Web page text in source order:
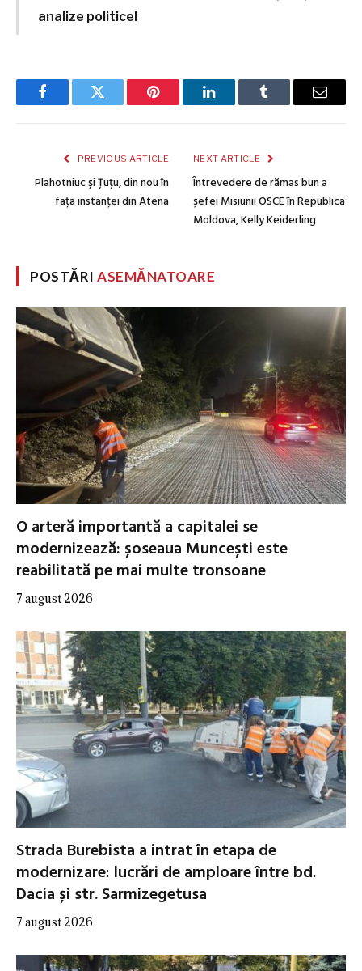
analize politice!
FacebookTwitter Pinterest LinkedInTumblr Email
PREVIOUS ARTICLE
Plahotniuc și Țuțu, din nou în
fața instanței din Atena
NEXT ARTICLE
Întrevedere de rămas bun a
șefei Misiunii OSCE în Republica
Moldova, Kelly Keiderling
POSTĂRIASEMĂNATOARE
O arteră importantă a capitalei se
modernizează: șoseaua Muncești este
reabilitată pe mai multe tronsoane
7 august 2026
Strada Burebista a intrat în etapa de
modernizare: lucrări de amploare între bd.
Dacia și str. Sarmizegetusa
7 august 2026